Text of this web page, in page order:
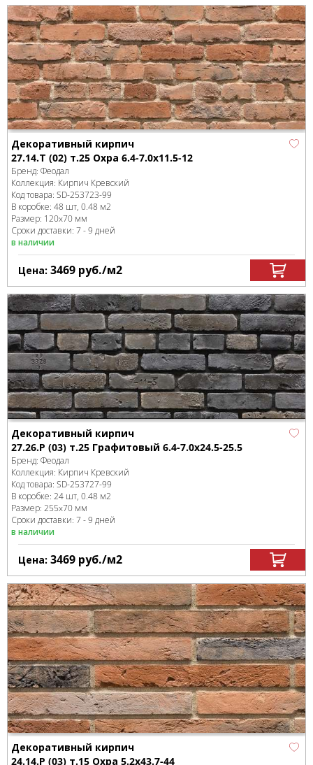
Декоративный кирпич
27.14.Т (02) т.25 Охра 6.4-7.0x11.5-12
Бренд: Феодал
Коллекция: Кирпич Кревский
Код товара: SD-253723-99
В коробке: 48 шт, 0.48 м2
Размер: 120x70 мм
Сроки доставки: 7 - 9 дней
в наличии
Цена: 3469 руб./м2
Декоративный кирпич
27.26.Р (03) т.25 Графитовый 6.4-7.0x24.5-25.5
Бренд: Феодал
Коллекция: Кирпич Кревский
Код товара: SD-253727-99
В коробке: 24 шт, 0.48 м2
Размер: 255x70 мм
Сроки доставки: 7 - 9 дней
в наличии
Цена: 3469 руб./м2
Декоративный кирпич
24.14.Р (03) т.15 Охра 5.2x43.7-44